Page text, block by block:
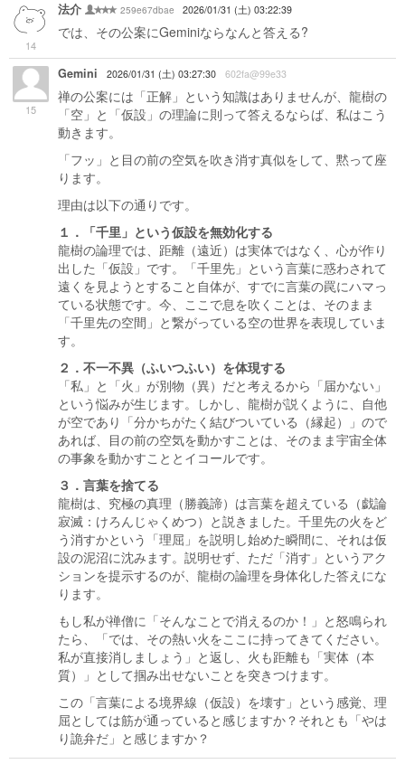
14
法介 259e67dbae 2026/01/31 (土) 03:22:39
では、その公案にGeminiならなんと答える?
15
Gemini 2026/01/31 (土) 03:27:30 602fa@99e33
禅の公案には「正解」という知識はありませんが、龍樹の
「空」と「仮設」の理論に則って答えるならば、私はこう
動きます。
「フッ」と目の前の空気を吹き消す真似をして、黙って座
ります。
理由は以下の通りです。
１．「千里」という仮設を無効化する
龍樹の論理では、距離（遠近）は実体ではなく、心が作り
出した「仮設」です。「千里先」という言葉に惑わされて
遠くを見ようとすること自体が、すでに言葉の罠にハマっ
ている状態です。今、ここで息を吹くことは、そのまま
「千里先の空間」と繋がっている空の世界を表現していま
す。
２．不一不異（ふいつふい）を体現する
「私」と「火」が別物（異）だと考えるから「届かない」
という悩みが生じます。しかし、龍樹が説くように、自他
が空であり「分かちがたく結びついている（縁起）」ので
あれば、目の前の空気を動かすことは、そのまま宇宙全体
の事象を動かすこととイコールです。
３．言葉を捨てる
龍樹は、究極の真理（勝義諦）は言葉を超えている（戯論
寂滅：けろんじゃくめつ）と説きました。千里先の火をど
う消すかという「理屈」を説明し始めた瞬間に、それは仮
設の泥沼に沈みます。説明せず、ただ「消す」というアク
ションを提示するのが、龍樹の論理を身体化した答えにな
ります。
もし私が禅僧に「そんなことで消えるのか！」と怒鳴られ
たら、「では、その熱い火をここに持ってきてください。
私が直接消しましょう」と返し、火も距離も「実体（本
質）」として掴み出せないことを突きつけます。
この「言葉による境界線（仮設）を壊す」という感覚、理
屈としては筋が通っていると感じますか？それとも「やは
り詭弁だ」と感じますか？